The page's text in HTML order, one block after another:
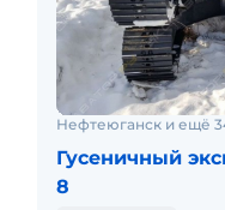
Нефтеюганск и ещё
Гусеничный
8